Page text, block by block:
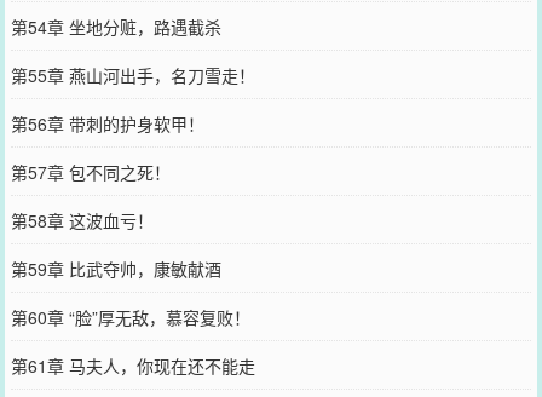
第54章 坐地分赃，路遇截杀
第55章 燕山河出手，名刀雪走！
第56章 带刺的护身软甲！
第57章 包不同之死！
第58章 这波血亏！
第59章 比武夺帅，康敏献酒
第60章 “脸”厚无敌，慕容复败！
第61章 马夫人，你现在还不能走